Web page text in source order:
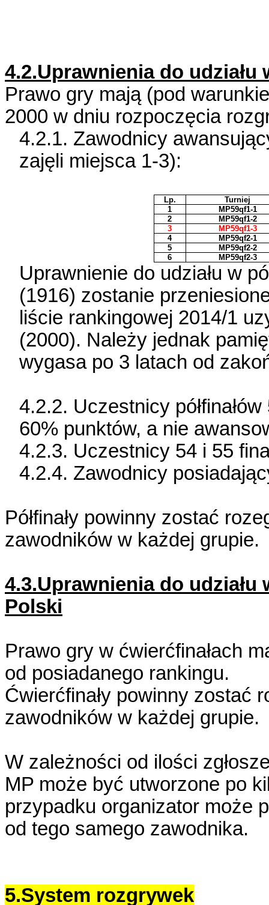
4.2.Uprawnienia do udziału
Prawo gry mają (pod
2000 w dniu rozpoczęcia
4.2.1. Zawodnicy
zajęli miejsca 1-3):
Lp.
Turniej
1
MP59qf1-1
2
MP59qf1-2
3
MP59qf1-3
4
MP59qf2-1
5
MP59qf2-2
6
MP59qf2-3
Uprawnienie do udziału w
(1916) zostanie
liście rankingowej 2014/1
(2000). Należy jednak
wygasa po 3 latach od
4.2.2. Uczestnicy
60% punktów, a nie
4.2.3. Uczestnicy 54 i 55
4.2.4. Zawodnicy
Półfinały powinny zostać
zawodników w każdej grupie.
4.3.Uprawnienia do udziału
Polski
Prawo gry w ćwierćfinałach
od posiadanego rankingu.
Ćwierćfinały powinny zostać
zawodników w każdej grupie.
W zależności od ilości
MP może być utworzone po
przypadku organizator może
od tego samego zawodnika.
5.System rozgrywek